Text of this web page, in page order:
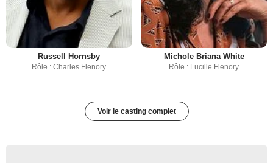
Russell Hornsby
Rôle : Charles Flenory
Michole Briana White
Rôle : Lucille Flenory
Voir le casting complet